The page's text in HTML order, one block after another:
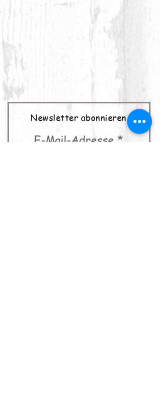
Newsletter abonnieren
E-Mail-Adresse